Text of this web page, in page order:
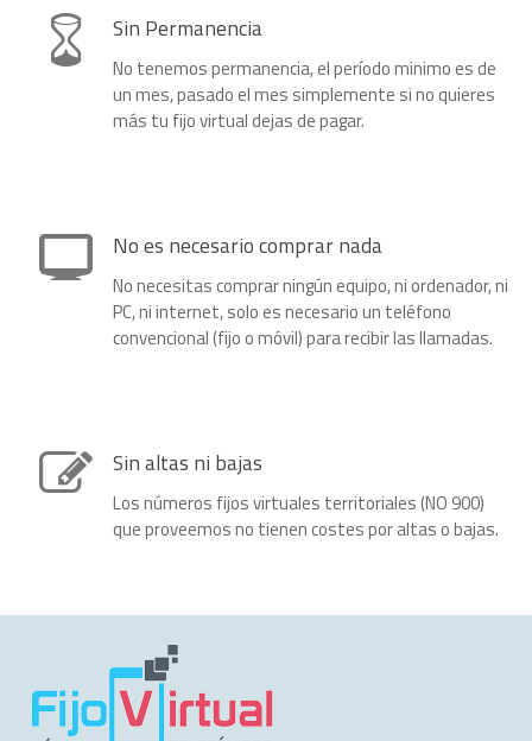
Sin Permanencia
No tenemos permanencia, el período minimo es de
un mes, pasado el mes simplemente si no quieres
más tu fijo virtual dejas de pagar.
No es necesario comprar nada
No necesitas comprar ningún equipo, ni ordenador, ni
PC, ni internet, solo es necesario un teléfono
convencional (fijo o móvil) para recibir las llamadas.
Sin altas ni bajas
Los números fijos virtuales territoriales (NO 900)
que proveemos no tienen costes por altas o bajas.